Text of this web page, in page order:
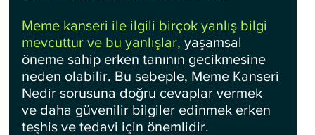
Meme kanseri ile ilgili birçok yanlış bilgi
mevcuttur ve bu yanlışlar, yaşamsal
öneme sahip erken tanının gecikmesine
neden olabilir. Bu sebeple, Meme Kanseri
Nedir sorusuna doğru cevaplar vermek
ve daha güvenilir bilgiler edinmek erken
teşhis ve tedavi için önemlidir.